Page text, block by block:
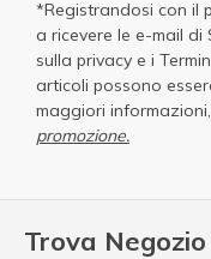
Trova Negozio
*Registrandosi con il
a ricevere le e-mail di
sulla privacy e i
articoli possono
maggiori
promozione.